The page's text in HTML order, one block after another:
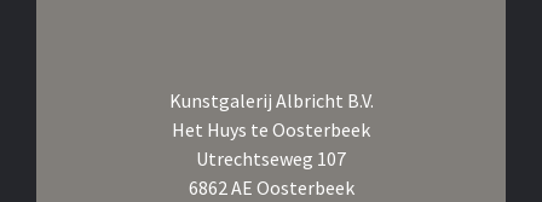
Kunstgalerij Albricht B.V.
Het Huys te Oosterbeek
Utrechtseweg 107
6862 AE Oosterbeek